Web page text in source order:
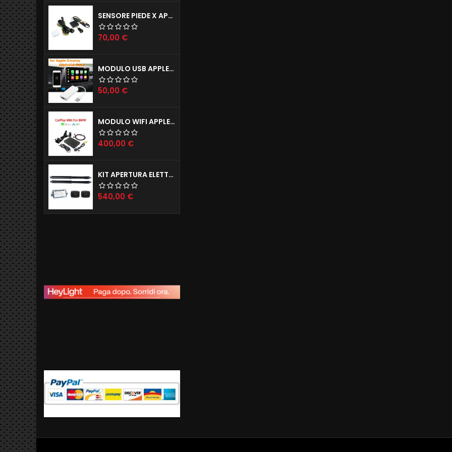
SENSORE PIEDE X APERTURA PORTELLONE ELETTRICO TAILGATE X TUTTE LE AUTO
Prezzo
70,00 €
MODULO USB APPLE CARPLAY X IPHONE E ANDROID AUTO X AUTORADIO ANDROID
Prezzo
50,00 €
MODULO WIFI APPLE CARPLAY X IPHONE E ANDROID AUTO MODELLI BMW (ANCHE INGRESSO CAMERE POSTERIORE E ANTERIORE)
Prezzo
400,00 €
KIT APERTURA ELETTRICA BAGAGLIAIO JAGUAR E-PACE F-PACE
Prezzo
540,00 €